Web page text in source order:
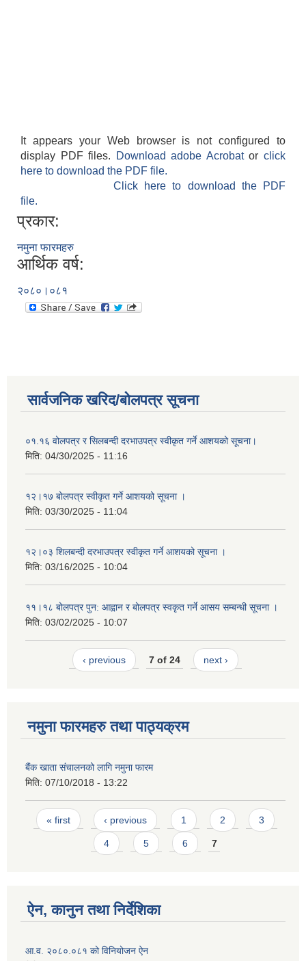
It appears your Web browser is not configured to
display PDF files.
Download adobe Acrobatorclick
here to download the PDF file.
Click here to download the PDF
file.
प्रकार:
नमुना फारमहरु
आर्थिक वर्ष:
२०८०।०८१
सार्वजनिक खरिद/बोलपत्र सूचना
०१.१६ वोलपत्र र सिलबन्दी दरभाउपत्र स्वीकृत गर्ने आशयको सूचना।
मिति: 04/30/2025 - 11:16
१२।१७ बोलपत्र स्वीकृत गर्ने आशयको सूचना ।
मिति: 03/30/2025 - 11:04
१२।०३ शिलबन्दी दरभाउपत्र स्वीकृत गर्ने आशयको सूचना ।
मिति: 03/16/2025 - 10:04
११।१८ बोलपत्र पुन: आह्वान र बोलपत्र स्वकृत गर्ने आसय सम्बन्धी सूचना ।
मिति: 03/02/2025 - 10:07
‹ previous 7 of 24 next ›
नमुना फारमहरु तथा पाठ्यक्रम
बैंक खाता संचालनको लागि नमुना फारम
मिति: 07/10/2018 - 13:22
Pages
« first ‹ previous 1 2 3
4 5 6 7
ऐन, कानुन तथा निर्देशिका
आ.व. २०८०.०८१ को विनियोजन ऐन